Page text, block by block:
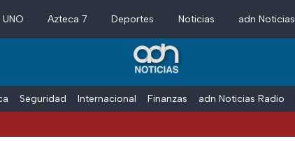
Azteca 7 Deportes Noticias adn Noticias
Seguridad Internacional Finanzas adn Noticias Radio